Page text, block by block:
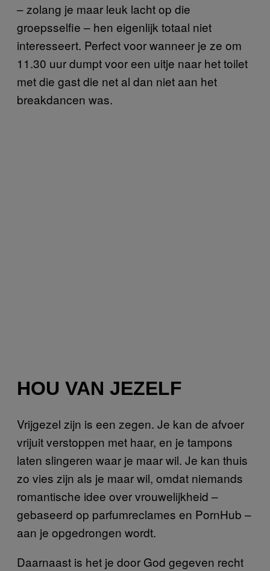
– zolang je maar leuk lacht op die
groepsselfie – hen eigenlijk totaal niet
interesseert. Perfect voor wanneer je ze om
11.30 uur dumpt voor een uitje naar het toilet
met die gast die net al dan niet aan het
breakdancen was.
HOU VAN JEZELF
Vrijgezel zijn is een zegen. Je kan de afvoer
vrijuit verstoppen met haar, en je tampons
laten slingeren waar je maar wil. Je kan thuis
zo vies zijn als je maar wil, omdat niemands
romantische idee over vrouwelijkheid –
gebaseerd op parfumreclames en PornHub –
aan je opgedrongen wordt.
Daarnaast is het je door God gegeven recht